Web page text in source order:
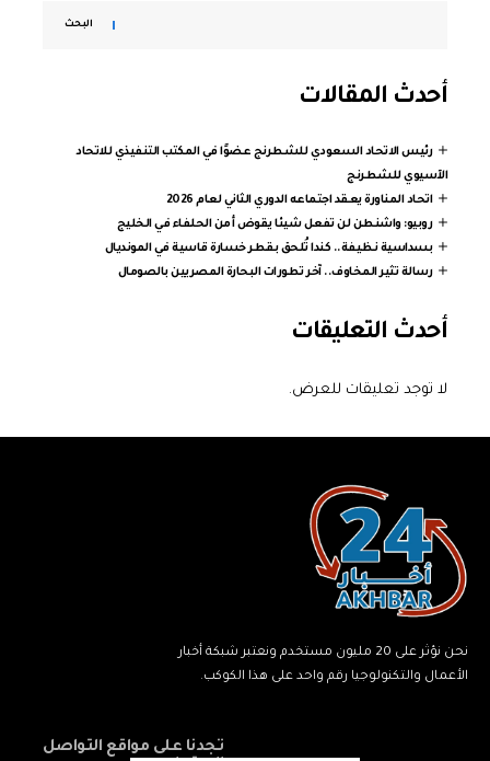
البحث
أحدث المقالات
رئيس الاتحاد السعودي للشطرنج عضوًا في المكتب التنفيذي للاتحاد
الآسيوي للشطرنج
اتحاد المناورة يعقد اجتماعه الدوري الثاني لعام 2026
روبيو: واشنطن لن تفعل شيئا يقوض أمن الحلفاء في الخليج
بسداسية نظيفة.. كندا تُلحق بقطر خسارة قاسية في المونديال
رسالة تثير المخاوف.. آخر تطورات البحارة المصريين بالصومال
أحدث التعليقات
لا توجد تعليقات للعرض.
نحن نؤثر على 20 مليون مستخدم ونعتبر شبكة أخبار
الأعمال والتكنولوجيا رقم واحد على هذا الكوكب.
تجدنا على مواقع التواصل